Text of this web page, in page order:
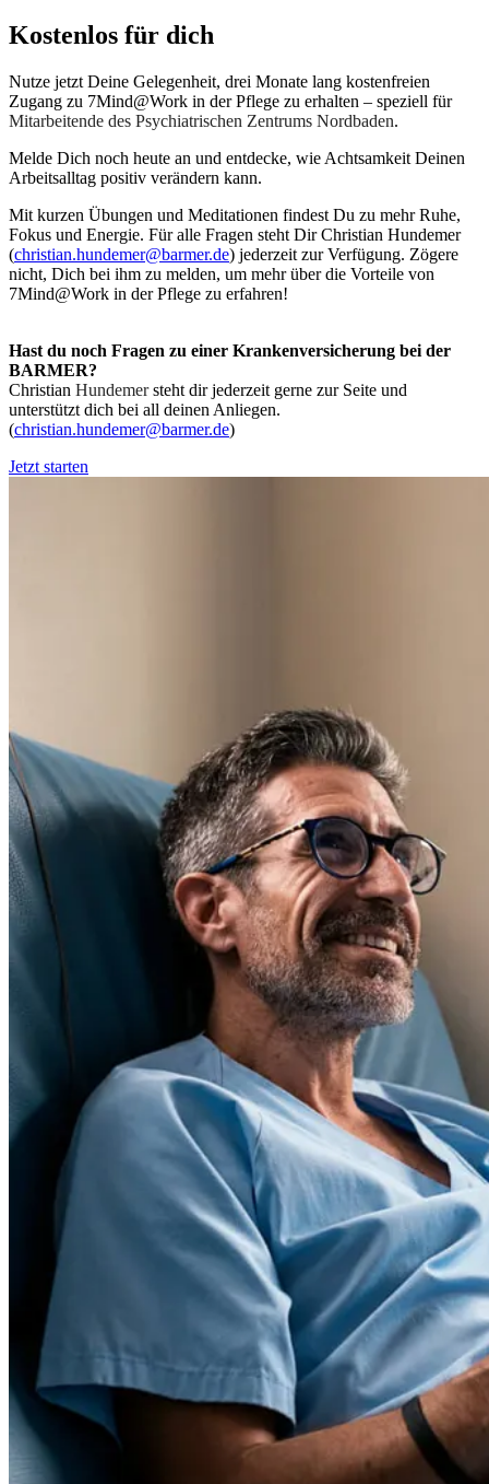
Kostenlos für dich
Nutze jetzt Deine Gelegenheit, drei Monate lang kostenfreien
Zugang zu 7Mind@Work in der Pflege zu erhalten – speziell für
Mitarbeitende des Psychiatrischen Zentrums Nordbaden.
Melde Dich noch heute an und entdecke, wie Achtsamkeit Deinen
Arbeitsalltag positiv verändern kann.
Mit kurzen Übungen und Meditationen findest Du zu mehr Ruhe,
Fokus und Energie. Für alle Fragen steht Dir Christian Hundemer
(christian.hundemer@barmer.de) jederzeit zur Verfügung. Zögere
nicht, Dich bei ihm zu melden, um mehr über die Vorteile von
7Mind@Work in der Pflege zu erfahren!
Hast du noch Fragen zu einer Krankenversicherung bei der
BARMER?
Christian Hundemersteht dir jederzeit gerne zur Seite und
unterstützt dich bei all deinen Anliegen.
(christian.hundemer@barmer.de)
Jetzt starten